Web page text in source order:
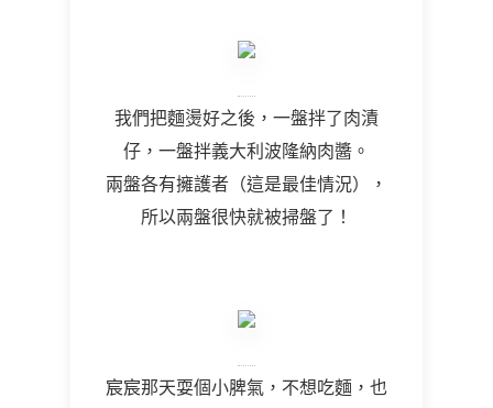
我們把麵燙好之後，一盤拌了肉漬
仔，一盤拌義大利波隆納肉醬。
兩盤各有擁護者（這是最佳情況），
所以兩盤很快就被掃盤了！
宸宸那天耍個小脾氣，不想吃麵，也